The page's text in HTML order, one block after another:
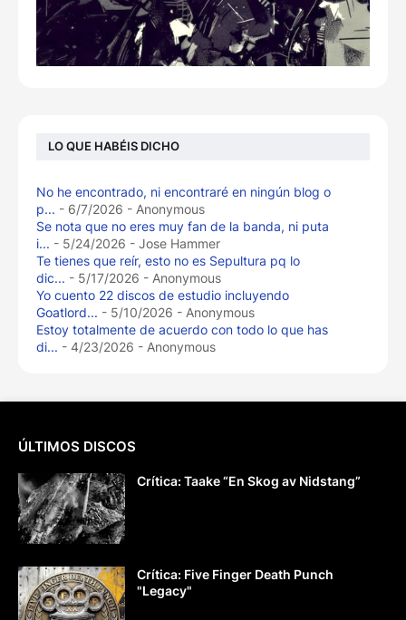
LO QUE HABÉIS DICHO
No he encontrado, ni encontraré en ningún blog o
p... - 6/7/2026 - Anonymous
Se nota que no eres muy fan de la banda, ni puta
i... - 5/24/2026 - Jose Hammer
Te tienes que reír, esto no es Sepultura pq lo
dic... - 5/17/2026 - Anonymous
Yo cuento 22 discos de estudio incluyendo
Goatlord... - 5/10/2026 - Anonymous
Estoy totalmente de acuerdo con todo lo que has
di... - 4/23/2026 - Anonymous
ÚLTIMOS DISCOS
Crítica: Taake “En Skog av Nidstang”
Crítica: Five Finger Death Punch
"Legacy"